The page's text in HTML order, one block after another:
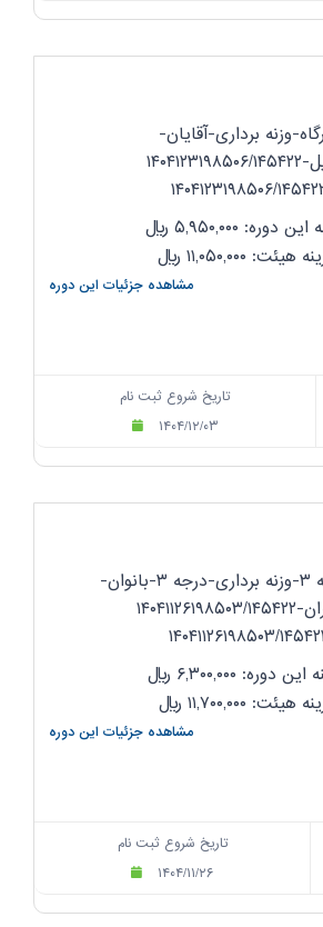
وزنه برداری-آقایان-
اردبیل-۱۴۰۴۱۲۳۱۹۸۵۰۶/۱۴۵۴۲۲
۱۴۵۴۲۲
دوره: ۵,۹۵۰,۰۰۰
ریال
هیئت: ۱۱,۰۵۰,۰۰۰
ریال
مشاهده جزئیات این دوره
تاریخ شروع ثبت نام
۱۴۰۴/۱۲/۰۳
داوری درجه ۳-وزنه برداری-درجه ۳-بانوان-
مازندران-۱۴۰۴۱۱۲۶۱۹۸۵۰۳/۱۴۵۴۲۲
۱۴۵۴۲۲
دوره: ۶,۳۰۰,۰۰۰
ریال
هیئت: ۱۱,۷۰۰,۰۰۰
ریال
مشاهده جزئیات این دوره
تاریخ شروع ثبت نام
۱۴۰۴/۱۱/۲۶